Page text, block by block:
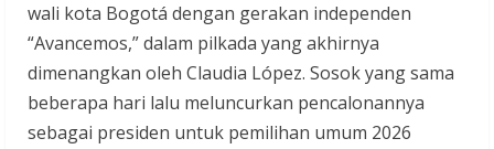
wali kota Bogotá dengan gerakan independen
“Avancemos,” dalam pilkada yang akhirnya
dimenangkan oleh Claudia López. Sosok yang sama
beberapa hari lalu meluncurkan pencalonannya
sebagai presiden untuk pemilihan umum 2026